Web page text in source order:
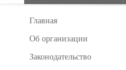
Главная
Об организации
Законодательство